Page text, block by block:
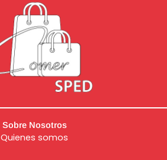
Sobre Nosotros
Quienes somos